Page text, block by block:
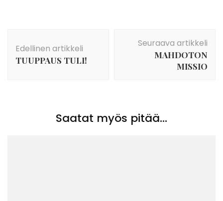
selaus
Edellinen artikkeli
TUUPPAUS TULI!
Seuraava artikkeli
MAHDOTON
MISSIO
Saatat myös pitää...